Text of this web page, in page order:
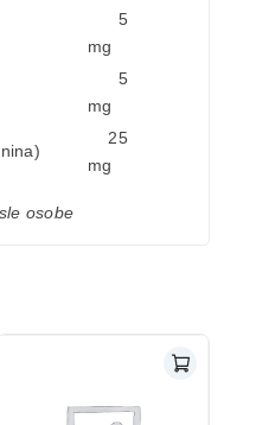
5
mg
5
mg
25
mg
osobe